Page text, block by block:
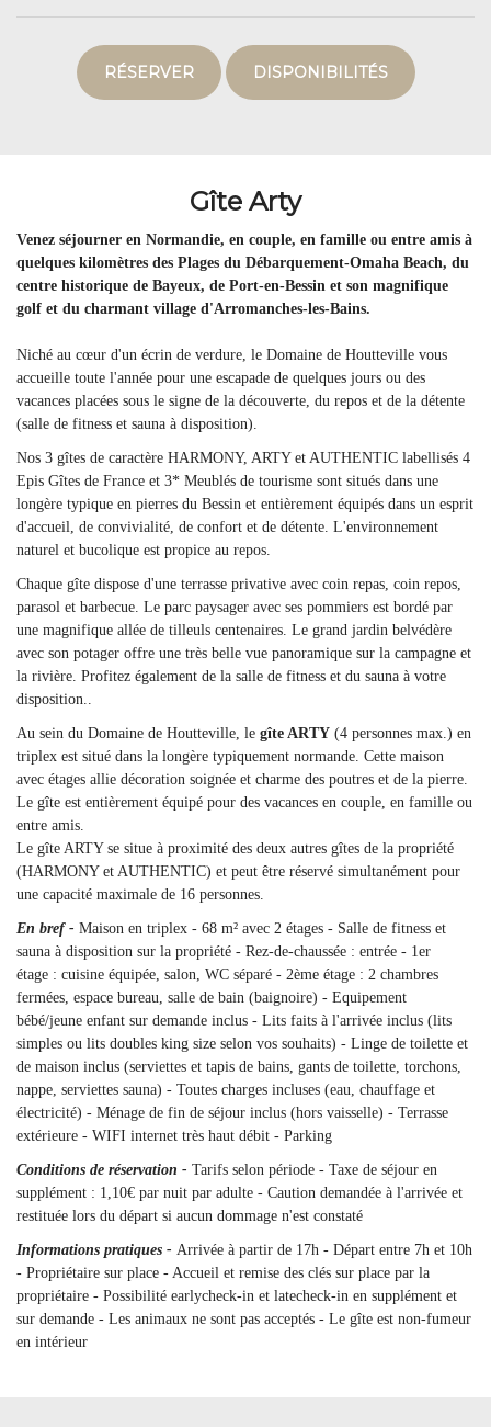
RÉSERVER DISPONIBILITÉS
Gîte Arty
Venez séjourner en Normandie, en couple, en famille ou entre amis à
quelques kilomètres des Plages du Débarquement-Omaha Beach, du
centre historique de Bayeux, de Port-en-Bessin et son magnifique
golf et du charmant village d'Arromanches-les-Bains.
Niché au cœur d'un écrin de verdure, le Domaine de Houtteville vous
accueille toute l'année pour une escapade de quelques jours ou des
vacances placées sous le signe de la découverte, du repos et de la détente
(salle de fitness et sauna à disposition).
Nos 3 gîtes de caractère HARMONY, ARTY et AUTHENTIC labellisés 4
Epis Gîtes de France et 3* Meublés de tourisme sont situés dans une
longère typique en pierres du Bessin et entièrement équipés dans un esprit
d'accueil, de convivialité, de confort et de détente. L'environnement
naturel et bucolique est propice au repos.
Chaque gîte dispose d'une terrasse privative avec coin repas, coin repos,
parasol et barbecue. Le parc paysager avec ses pommiers est bordé par
une magnifique allée de tilleuls centenaires. Le grand jardin belvédère
avec son potager offre une très belle vue panoramique sur la campagne et
la rivière. Profitez également de la salle de fitness et du sauna à votre
disposition..
Au sein du Domaine de Houtteville, le gîte ARTY (4 personnes max.) en
triplex est situé dans la longère typiquement normande. Cette maison
avec étages allie décoration soignée et charme des poutres et de la pierre.
Le gîte est entièrement équipé pour des vacances en couple, en famille ou
entre amis.
Le gîte ARTY se situe à proximité des deux autres gîtes de la propriété
(HARMONY et AUTHENTIC) et peut être réservé simultanément pour
une capacité maximale de 16 personnes.
En bref - Maison en triplex - 68 m² avec 2 étages - Salle de fitness et
sauna à disposition sur la propriété - Rez-de-chaussée : entrée - 1er
étage : cuisine équipée, salon, WC séparé - 2ème étage : 2 chambres
fermées, espace bureau, salle de bain (baignoire) - Equipement
bébé/jeune enfant sur demande inclus - Lits faits à l'arrivée inclus (lits
simples ou lits doubles king size selon vos souhaits) - Linge de toilette et
de maison inclus (serviettes et tapis de bains, gants de toilette, torchons,
nappe, serviettes sauna) - Toutes charges incluses (eau, chauffage et
électricité) - Ménage de fin de séjour inclus (hors vaisselle) - Terrasse
extérieure - WIFI internet très haut débit - Parking
Conditions de réservation - Tarifs selon période - Taxe de séjour en
supplément : 1,10€ par nuit par adulte - Caution demandée à l'arrivée et
restituée lors du départ si aucun dommage n'est constaté
Informations pratiques - Arrivée à partir de 17h - Départ entre 7h et 10h
- Propriétaire sur place - Accueil et remise des clés sur place par la
propriétaire - Possibilité earlycheck-in et latecheck-in en supplément et
sur demande - Les animaux ne sont pas acceptés - Le gîte est non-fumeur
en intérieur